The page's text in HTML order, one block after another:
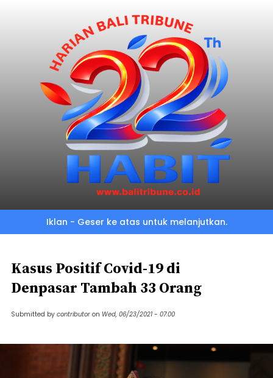
Iklan - Geser ke atas untuk melanjutkan.
Kasus Positif Covid-19 di
Denpasar Tambah 33 Orang
Submitted by contributor on Wed, 06/23/2021 - 07:00